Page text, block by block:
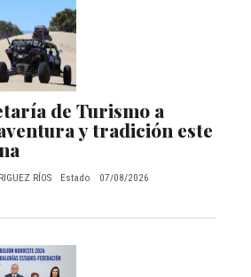
de Turismo a
y tradición este
RÍOS Estado 07/08/2026